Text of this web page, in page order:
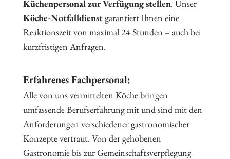
Küchenpersonal zur Verfügung stellen. Unser
Köche-Notfalldienstgarantiert Ihnen eine
Reaktionszeit von maximal 24 Stunden – auch bei
kurzfristigen Anfragen.
Erfahrenes Fachpersonal:
Alle von uns vermittelten Köche bringen
umfassende Berufserfahrung mit und sind mit den
Anforderungen verschiedener gastronomischer
Konzepte vertraut. Von der gehobenen
Gastronomie bis zur Gemeinschaftsverpflegung